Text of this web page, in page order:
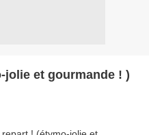
jolie et gourmande ! )